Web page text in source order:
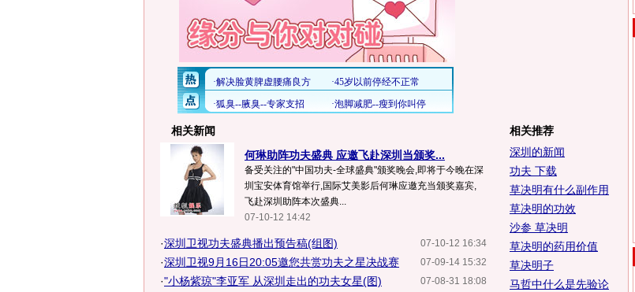
相关新闻
何琳助阵功夫盛典 应邀飞赴深圳当颁奖...
备受关注的"中国功夫-全球盛典"颁奖晚会,即将于今晚在深
圳宝安体育馆举行,国际艾美影后何琳应邀充当颁奖嘉宾,
飞赴深圳助阵本次盛典...
07-10-12 14:42
07-10-12 16:34
·深圳卫视功夫盛典播出预告稿(组图)
07-09-14 15:32
·深圳卫视9月16日20:05邀您共赏功夫之星决战赛
07-08-31 18:08
·"小杨紫琼"李亚军 从深圳走出的功夫女星(图)
相关推荐
深圳的新闻
功夫 下载
草决明有什么副作用
草决明的功效
沙参 草决明
草决明的药用价值
草决明子
马哲中什么是先验论